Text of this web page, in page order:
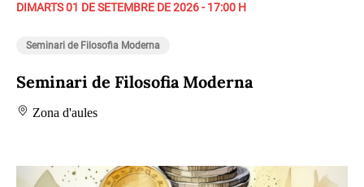
DIMARTS 01 DE SETEMBRE DE 2026 - 17:00 H
Seminari de Filosofia Moderna
Seminari de Filosofia Moderna
Zona d'aules